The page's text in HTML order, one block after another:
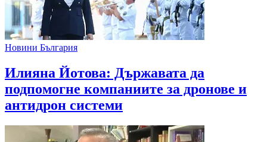
Новини България
Илияна Йотова: Държавата да
подпомогне компаниите за дронове и
антидрон системи